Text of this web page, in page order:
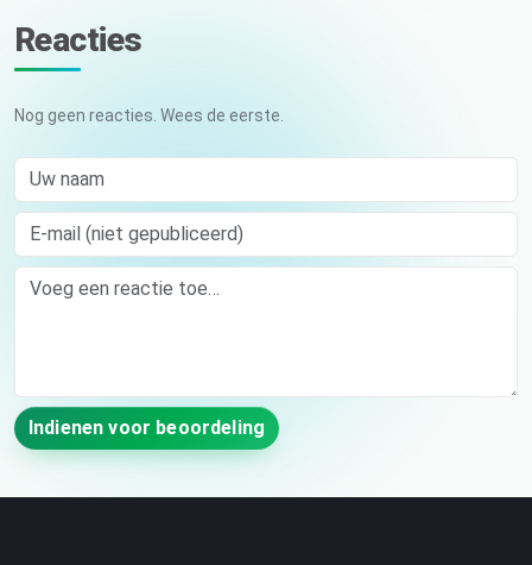
Reacties
Nog geen reacties. Wees de eerste.
Uw naam
E-mail (niet gepubliceerd)
Comment
Indienen voor beoordeling